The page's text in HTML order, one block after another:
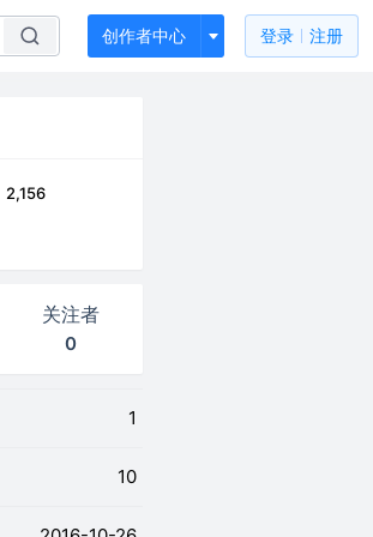
创作者中心 登录 注册
2,156
关注者
0
1
10